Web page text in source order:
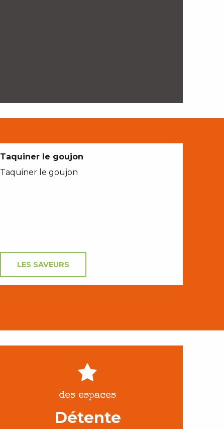
Taquiner le goujon
Taquiner le goujon
LES SAVEURS
des espaces
Détente